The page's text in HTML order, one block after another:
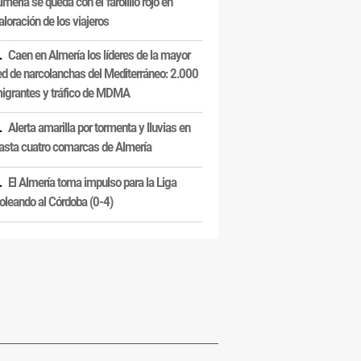
de los viajeros
Caen en Almería los líderes de la mayor
de narcolanchas del Mediterráneo: 2.000
y tráfico de MDMA
Alerta amarilla por tormenta y lluvias en
cuatro comarcas de Almería
El Almería toma impulso para la Liga
al Córdoba (0-4)